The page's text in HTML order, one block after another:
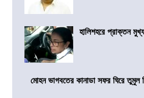
হালিশহরে প্রাক্তন
মোহন ভাগবতের কানাডা সফর ঘিরে তুমুল